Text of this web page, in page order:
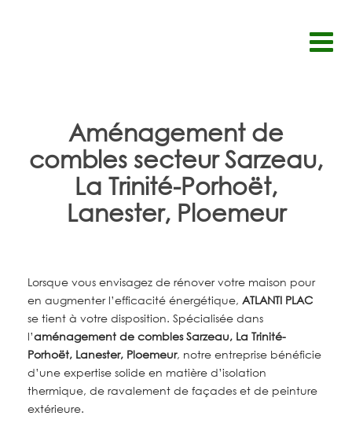
Aménagement de
combles secteur Sarzeau,
La Trinité-Porhoët,
Lanester, Ploemeur
Lorsque vous envisagez de rénover votre maison pour
en augmenter l’efficacité énergétique, ATLANTI PLAC
se tient à votre disposition. Spécialisée dans
l’aménagement de combles Sarzeau, La Trinité-
Porhoët, Lanester, Ploemeur, notre entreprise bénéficie
d’une expertise solide en matière d’isolation
thermique, de ravalement de façades et de peinture
extérieure.